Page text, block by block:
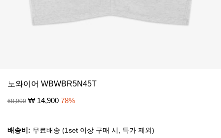
노와이어 WBWBR5N45T
68,000 ₩ 14,900 78%
배송비: 무료배송 (1set 이상 구매 시, 특가 제외)